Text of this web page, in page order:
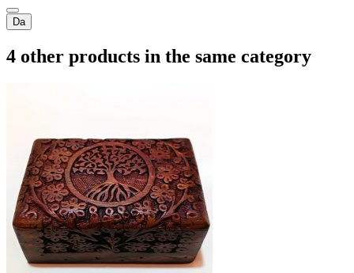
Da
4 other products in the same category